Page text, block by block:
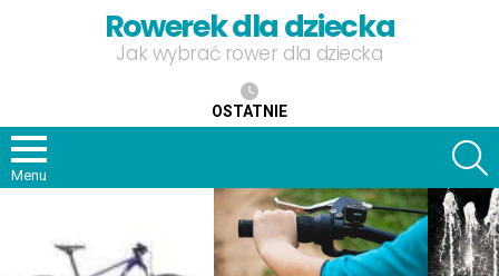
Rowerek dla dziecka
Jak wybrać rower dla dziecka
OSTATNIE
Menu